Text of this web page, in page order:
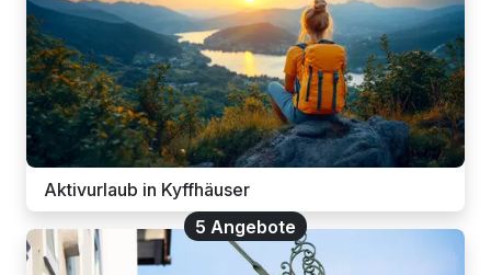
Aktivurlaub in Kyffhäuser
5 Angebote